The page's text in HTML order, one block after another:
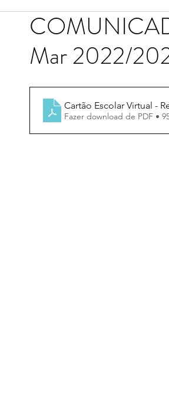
Desporto Escolar Clubes
Mar 2022/
Cartão Escolar Virtual -
Fazer download de PDF •